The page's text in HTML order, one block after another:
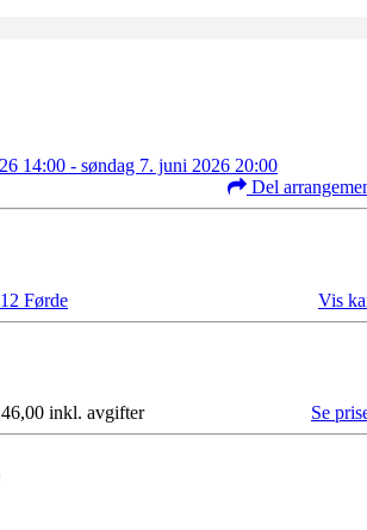
14:00 - søndag 7. juni 2026 20:00
Del
Førde Vis
inkl. avgifter Se